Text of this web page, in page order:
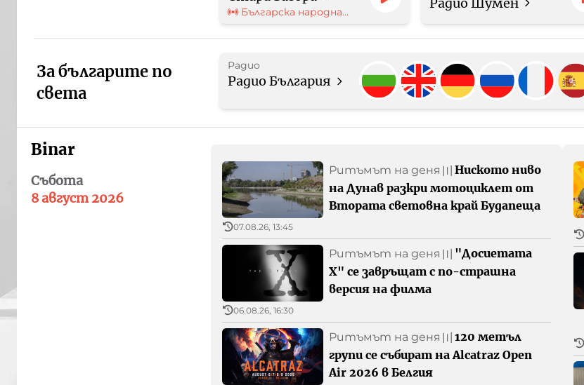
Българска народна
музика
За българите по
света
Радио
Радио България
Binar
Събота
8 август 2026
Ритъмът на деня 〣 Ниското ниво
на Дунав разкри мотоциклет от
Втората световна край Будапеща
07.08.26, 13:45
Ритъмът на деня 〣 "Досиетата
Х" се завръщат с по-страшна
версия на филма
06.08.26, 16:30
Ритъмът на деня 〣 120 метъл
групи се събират на Alcatraz Open
Air 2026 в Белгия